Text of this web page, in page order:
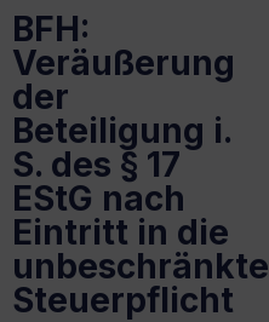
BFH:
Veräußerung
der
Beteiligung i.
S. des § 17
EStG nach
Eintritt in die
unbeschränkte
Steuerpflicht